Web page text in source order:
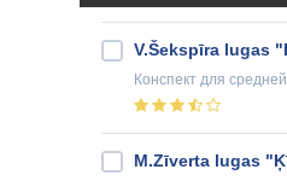
V.Šekspīra lugas
Конспект для
M.Zīverta lugas